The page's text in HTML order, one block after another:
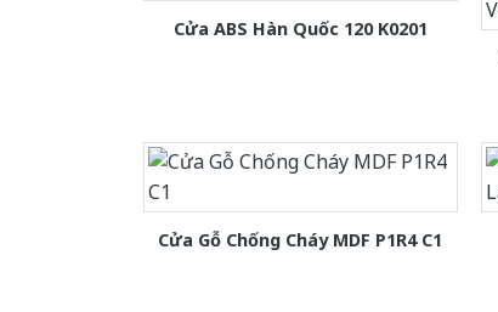
Cửa ABS Hàn Quốc 120 K0201
Cửa Gỗ Chống Cháy MDF P1R4 C1